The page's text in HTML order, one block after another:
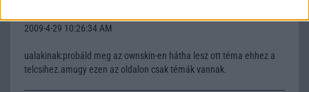
2009-4-29 10:26:34 AM
ualakinak:probáld meg az ownskin-en hátha lesz ott téma ehhez a
telcsihez.amugy ezen az oldalon csak témák vannak.